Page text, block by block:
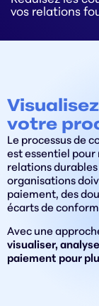
vos relations
votre
Le processus de
est essentiel
relations
organisations
paiement, des
écarts de
Avec une
visualiser,
paiement pour